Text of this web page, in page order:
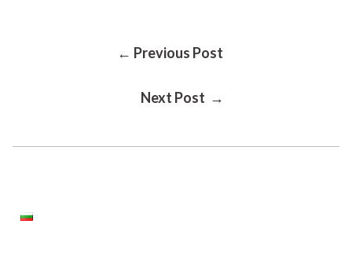
← Previous Post
Next Post →